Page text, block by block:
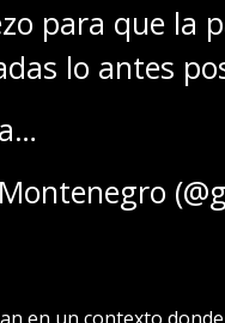
para que la
lo antes